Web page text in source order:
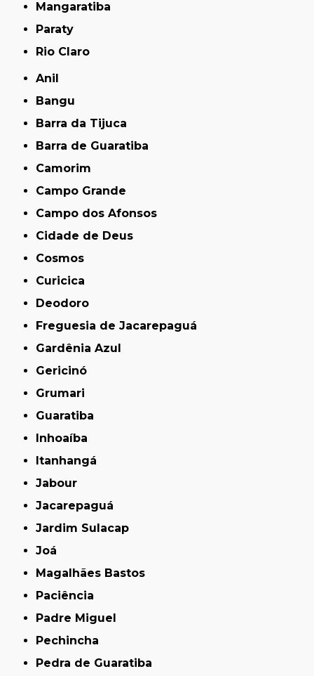
Mangaratiba
Paraty
Rio Claro
Anil
Bangu
Barra da Tijuca
Barra de Guaratiba
Camorim
Campo Grande
Campo dos Afonsos
Cidade de Deus
Cosmos
Curicica
Deodoro
Freguesia de Jacarepaguá
Gardênia Azul
Gericinó
Grumari
Guaratiba
Inhoaíba
Itanhangá
Jabour
Jacarepaguá
Jardim Sulacap
Joá
Magalhães Bastos
Paciência
Padre Miguel
Pechincha
Pedra de Guaratiba